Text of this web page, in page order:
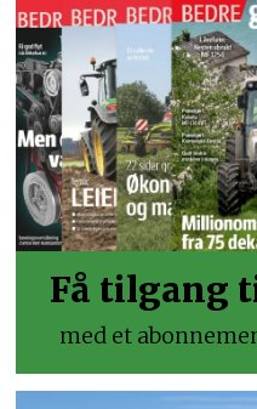
Få tilgang
med et